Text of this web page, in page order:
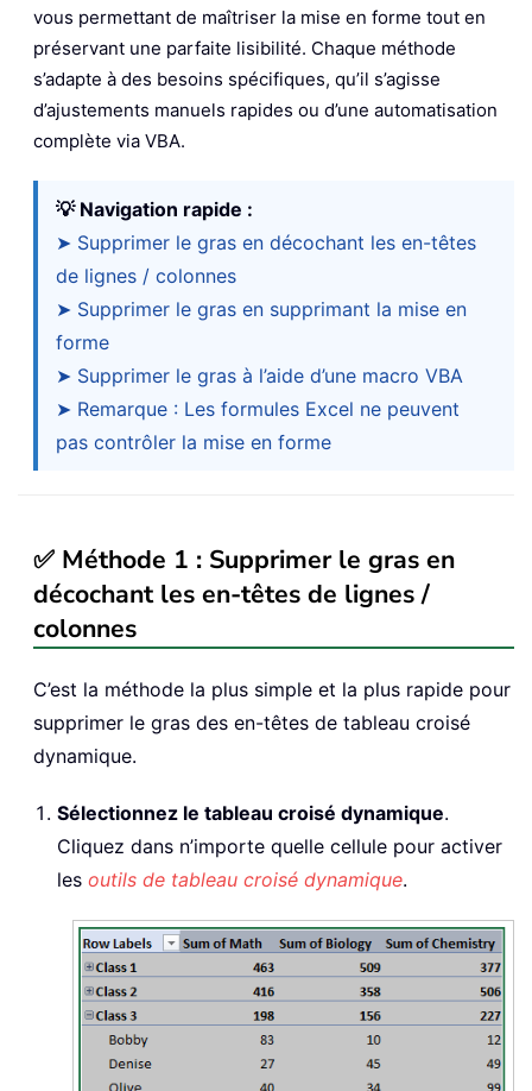
vous permettant de maîtriser la mise en forme tout en
préservant une parfaite lisibilité. Chaque méthode
s’adapte à des besoins spécifiques, qu’il s’agisse
d’ajustements manuels rapides ou d’une automatisation
complète via VBA.
💡 Navigation rapide :
➤ Supprimer le gras en décochant les en-têtes
de lignes / colonnes
➤ Supprimer le gras en supprimant la mise en
forme
➤ Supprimer le gras à l’aide d’une macro VBA
➤ Remarque : Les formules Excel ne peuvent
pas contrôler la mise en forme
✅ Méthode 1 : Supprimer le gras en
décochant les en-têtes de lignes /
colonnes
C’est la méthode la plus simple et la plus rapide pour
supprimer le gras des en-têtes de tableau croisé
dynamique.
Sélectionnez le tableau croisé dynamique.
Cliquez dans n’importe quelle cellule pour activer
les outils de tableau croisé dynamique.